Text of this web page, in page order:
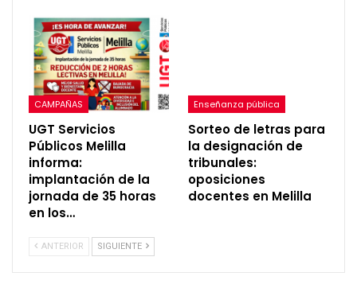
CAMPAÑAS
UGT Servicios
Públicos Melilla
informa:
implantación de la
jornada de 35 horas
en los…
Enseñanza pública
Sorteo de letras para
la designación de
tribunales:
oposiciones
docentes en Melilla
ANTERIOR SIGUIENTE